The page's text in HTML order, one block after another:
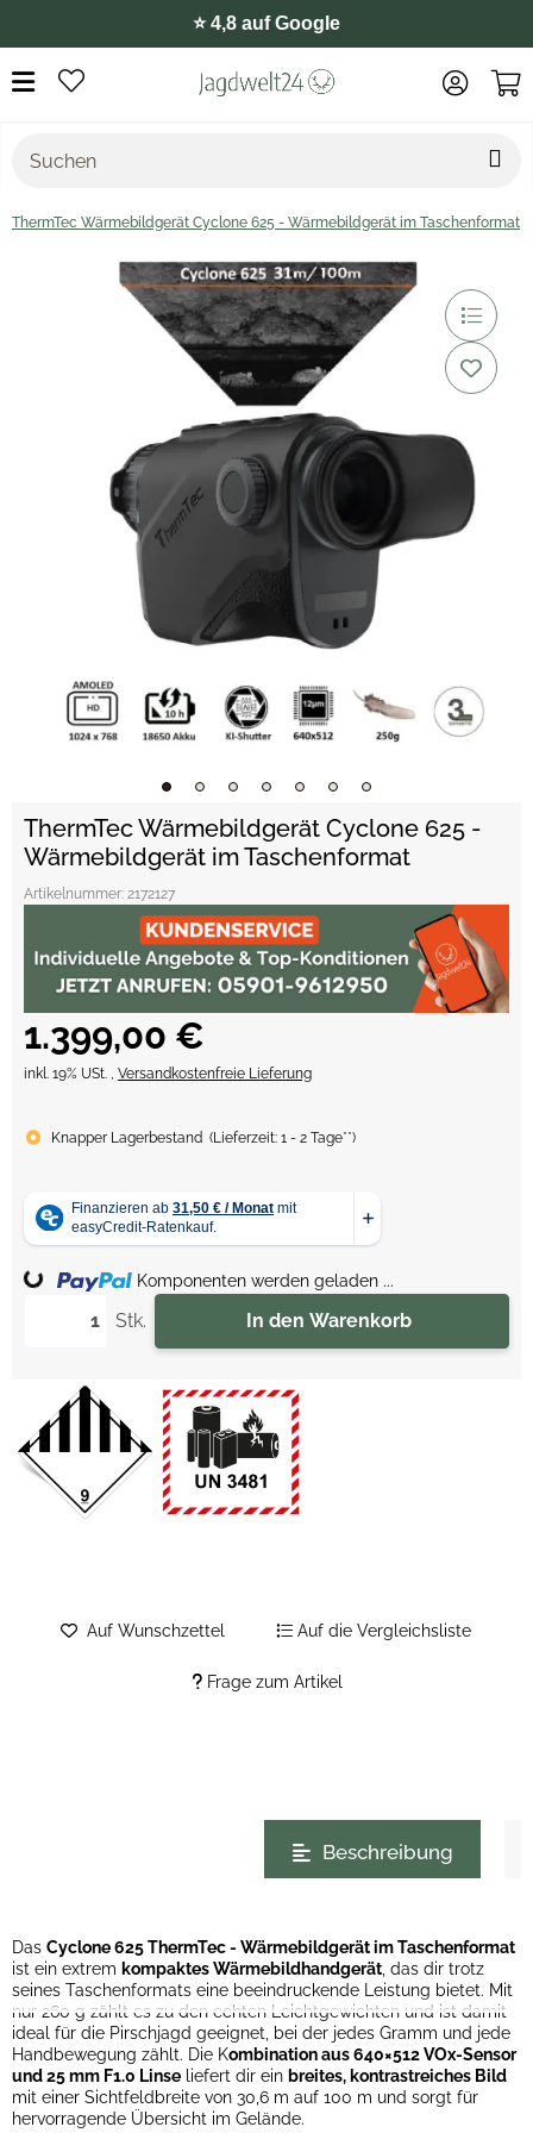
⭐️ 4,8 auf Google
ThermTec Wärmebildgerät Cyclone 625 - Wärmebildgerät im Taschenformat
ThermTec Wärmebildgerät Cyclone 625 -
Wärmebildgerät im Taschenformat
Artikelnummer: 2172127
1.399,00 €
inkl. 19% USt. , Versandkostenfreie Lieferung
Knapper Lagerbestand (Lieferzeit: 1 - 2 Tage**)
Stk. In den Warenkorb
Loading... Komponenten werden geladen ...
Frage zum Artikel
Auf Wunschzettel Auf die Vergleichsliste
Beschreibung
Das Cyclone 625 ThermTec - Wärmebildgerät im Taschenformat
ist ein extrem kompaktes Wärmebildhandgerät , das dir trotz
seines Taschenformats eine beeindruckende Leistung bietet. Mit
nur 260 g zählt es zu den echten Leichtgewichten und ist damit
ideal für die Pirschjagd geeignet, bei der jedes Gramm und jede
Handbewegung zählt. Die Kombination aus 640×512 VOx-Sensor
und 25 mm F1.0 Linse liefert dir ein breites, kontrastreiches Bild
mit einer Sichtfeldbreite von 30,6 m auf 100 m und sorgt für
hervorragende Übersicht im Gelände.